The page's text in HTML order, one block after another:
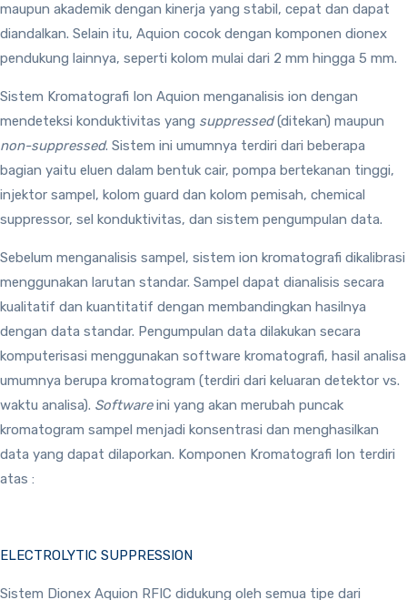
maupun akademik dengan kinerja yang stabil, cepat dan dapat
diandalkan. Selain itu, Aquion cocok dengan komponen dionex
pendukung lainnya, seperti kolom mulai dari 2 mm hingga 5 mm.
Sistem Kromatografi Ion Aquion menganalisis ion dengan
mendeteksi konduktivitas yang suppressed(ditekan) maupun
non-suppressed. Sistem ini umumnya terdiri dari beberapa
bagian yaitu eluen dalam bentuk cair, pompa bertekanan tinggi,
injektor sampel, kolom guard dan kolom pemisah, chemical
suppressor, sel konduktivitas, dan sistem pengumpulan data.
Sebelum menganalisis sampel, sistem ion kromatografi dikalibrasi
menggunakan larutan standar. Sampel dapat dianalisis secara
kualitatif dan kuantitatif dengan membandingkan hasilnya
dengan data standar. Pengumpulan data dilakukan secara
komputerisasi menggunakan software kromatografi, hasil analisa
umumnya berupa kromatogram (terdiri dari keluaran detektor vs.
waktu analisa). Softwareini yang akan merubah puncak
kromatogram sampel menjadi konsentrasi dan menghasilkan
data yang dapat dilaporkan. Komponen Kromatografi Ion terdiri
atas :
ELECTROLYTIC SUPPRESSION
Sistem Dionex Aquion RFIC didukung oleh semua tipe dari